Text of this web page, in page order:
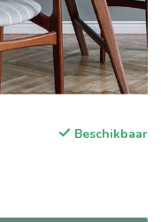
Beschikbaar